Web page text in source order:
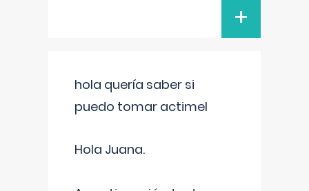
+
hola quería saber si
puedo tomar actimel
Hola Juana.